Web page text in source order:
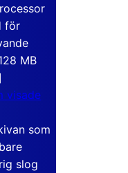
för
MB
visade
som
slog